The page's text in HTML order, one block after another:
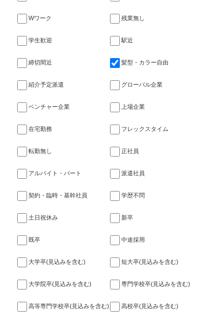
Wワーク 残業無し
学生歓迎 駅近
締切間近 髪型・カラー自由
紹介予定派遣 グローバル企業
ベンチャー企業 上場企業
在宅勤務 フレックスタイム
転勤無し 正社員
アルバイト・パート 派遣社員
契約・臨時・基幹社員 学歴不問
土日祝休み 新卒
既卒 中途採用
大学卒(見込みを含む) 短大卒(見込みを含む)
大学院卒(見込みを含む) 専門学校卒(見込みを含む)
高等専門学校卒(見込みを含む) 高校卒(見込みを含む)